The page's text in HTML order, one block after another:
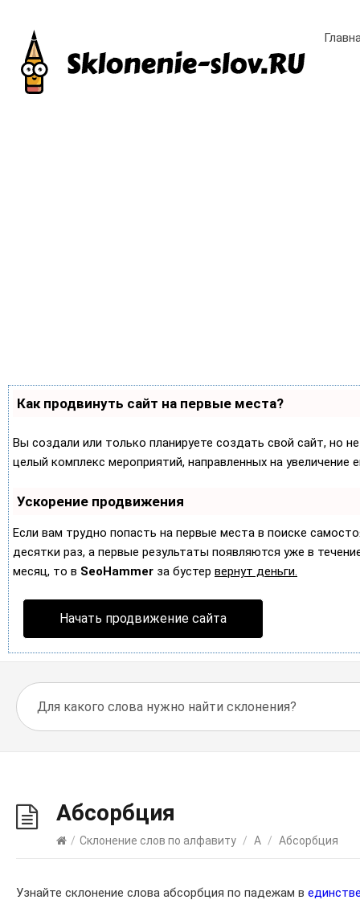
Как продвинуть сайт на первые места?
Вы создали или только планируете создать свой сайт, но
целый комплекс мероприятий, направленных на
Ускорение продвижения
Если вам трудно попасть на первые места в поиске
десятки раз, а первые результаты появляются уже в
месяц, то в SeoHammer за бустер вернут деньги.
Начать продвижение сайта
Абсорбция
/ Склонение слов по алфавиту / А / Абсорбция
Узнайте склонение слова абсорбция по падежам в